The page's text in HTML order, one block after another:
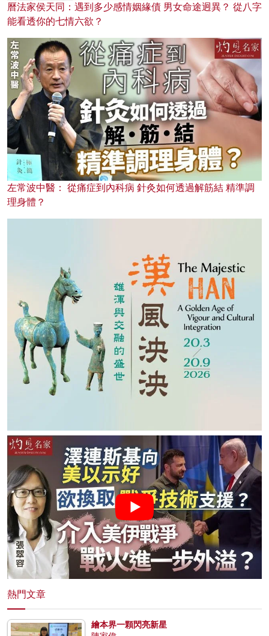
曆法家侯天同：遇到多少感情姻緣債 男女命途迥異？ 從八字
能看透你的七情六欲？
左常波中醫： 從痛症到內科病 針灸如何透過解筋結 精準調
理身體？
熱門文章
繪本界一顆閃亮新星